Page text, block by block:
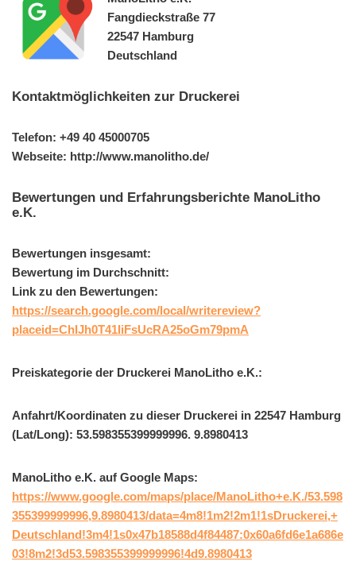
Fangdieckstraße 77
22547 Hamburg
Deutschland
Kontaktmöglichkeiten zur Druckerei
Telefon: +49 40 45000705
Webseite: http://www.manolitho.de/
Bewertungen und Erfahrungsberichte ManoLitho
e.K.
Bewertungen insgesamt:
Bewertung im Durchschnitt:
Link zu den Bewertungen:
https://search.google.com/local/writereview?
placeid=ChIJh0T41IiFsUcRA25oGm79pmA
Preiskategorie der Druckerei ManoLitho e.K.:
Anfahrt/Koordinaten zu dieser Druckerei in 22547 Hamburg
(Lat/Long): 53.598355399999996. 9.8980413
ManoLitho e.K. auf Google Maps:
https://www.google.com/maps/place/ManoLitho+e.K./53.598
355399999996,9.8980413/data=4m8!1m2!2m1!1sDruckerei,+
Deutschland!3m4!1s0x47b18588d4f84487:0x60a6fd6e1a686e
03!8m2!3d53.598355399999996!4d9.8980413